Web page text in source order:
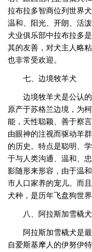
拉布拉多智商位列世界
温和、阳光、开朗、活
犬业俱乐部中拉布拉多
其的友善，对犬主人略
也非常受欢迎。
七、边境牧羊犬
边境牧羊犬是公认的
原产于苏格兰边境，为
能，天性聪颖、善于察
由眼神的注视而驱动羊
的历史。特点是聪明、
于与人类沟通、温和、
影随形来形容，由于温
市人口家养的宠儿。而
犬种，是历年飞盘狗世界
八、阿拉斯加雪橇犬
阿拉斯加雪橇犬是最
自爱斯基摩人的伊努伊